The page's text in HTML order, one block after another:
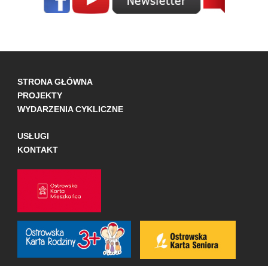
STRONA GŁÓWNA
PROJEKTY
WYDARZENIA CYKLICZNE
USŁUGI
KONTAKT